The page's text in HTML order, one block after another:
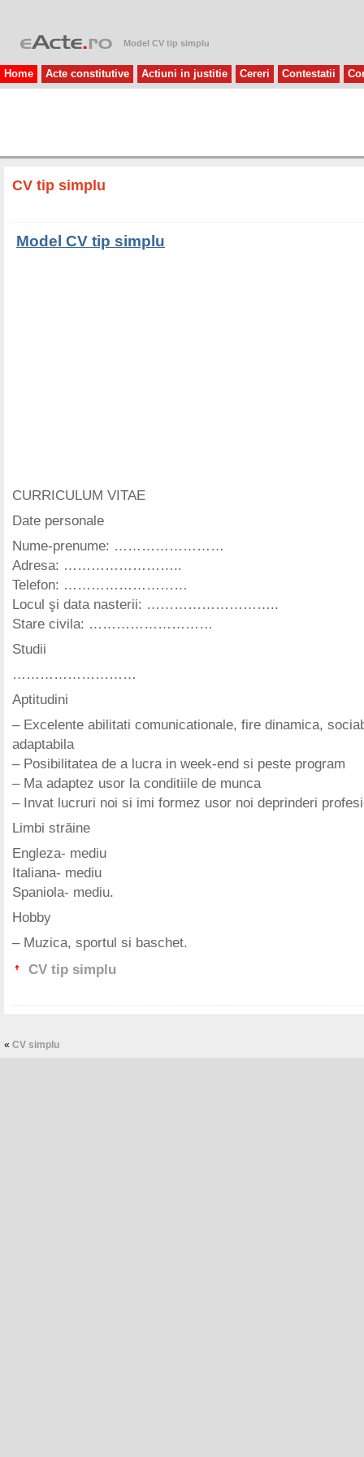
Model CV tip simplu
Home Acte constitutive Actiuni in justitie Cereri Contestatii
CV tip simplu
Model CV tip simplu
CURRICULUM VITAE
Date personale
Nume-prenume: ……………………
Adresa: ……………………..
Telefon: ………………………
Locul şi data nasterii: ………………………..
Stare civila: ………………………
Studii
………………………
Aptitudini
– Excelente abilitati comunicationale, fire dinamica,
adaptabila
– Posibilitatea de a lucra in week-end si peste program
– Ma adaptez usor la conditiile de munca
– Invat lucruri noi si imi formez usor noi deprinderi
Limbi străine
Engleza- mediu
Italiana- mediu
Spaniola- mediu.
Hobby
– Muzica, sportul si baschet.
CV tip simplu
« CV simplu